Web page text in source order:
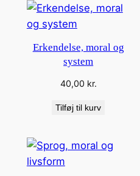
Erkendelse, moral og
system
40,00 kr.
Tilføj til kurv